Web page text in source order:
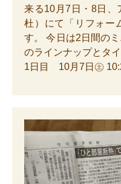
来る10月7日・8日、
杜）にて「リフォー
す。 今日は2日間の
のラインナップとタ
1日目 10月7日㊏